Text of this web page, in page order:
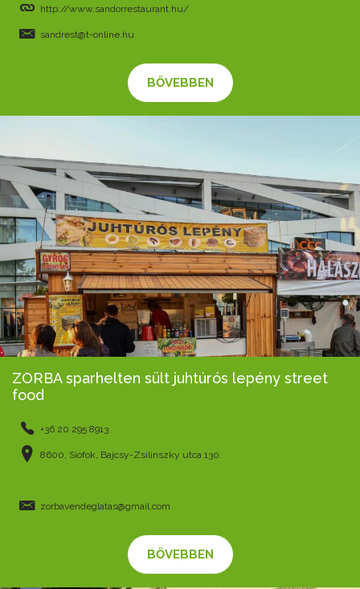
http://www.sandorrestaurant.hu/
sandrest@t-online.hu
BŐVEBBEN
ZORBA sparhelten sült juhtúrós lepény street
food
+36 20 295 8913
8600, Siófok, Bajcsy-Zsilinszky utca 130.
zorbavendeglatas@gmail.com
BŐVEBBEN